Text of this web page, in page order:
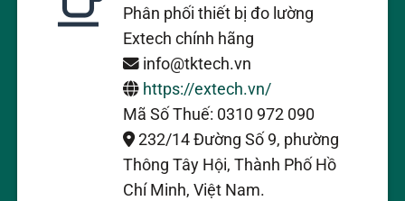
Phân phối thiết bị đo lường
Extech chính hãng
info@tktech.vn
https://extech.vn/
Mã Số Thuế: 0310 972 090
232/14 Đường Số 9, phường
Thông Tây Hội, Thành Phố Hồ
Chí Minh, Việt Nam.